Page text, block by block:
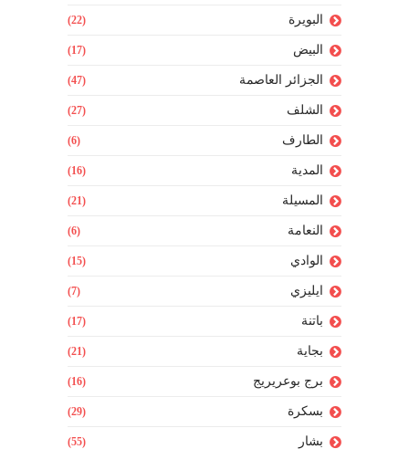
البويرة (22)
البيض (17)
الجزائر العاصمة (47)
الشلف (27)
الطارف (6)
المدية (16)
المسيلة (21)
النعامة (6)
الوادي (15)
ايليزي (7)
باتنة (17)
بجاية (21)
برج بوعريريج (16)
بسكرة (29)
بشار (55)